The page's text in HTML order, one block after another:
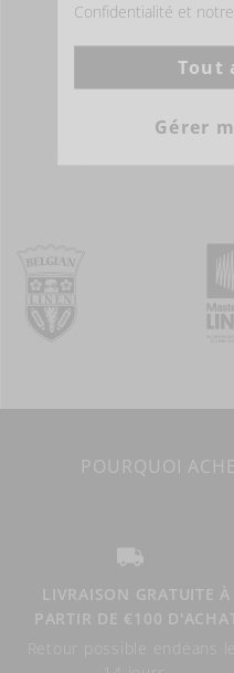
PLUS D'INFOS
POURQUOI
LIVRAISON GRATUITE À
PARTIR DE €100
Confidentialité et
Tout
Gérer